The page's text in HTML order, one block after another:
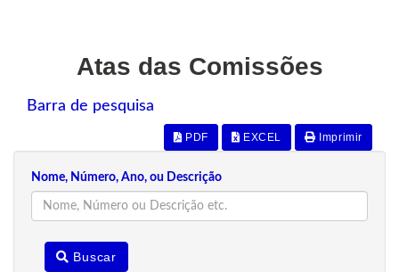
Atas das Comissões
Barra de pesquisa
PDF EXCEL Imprimir
Nome, Número, Ano, ou Descrição
Buscar